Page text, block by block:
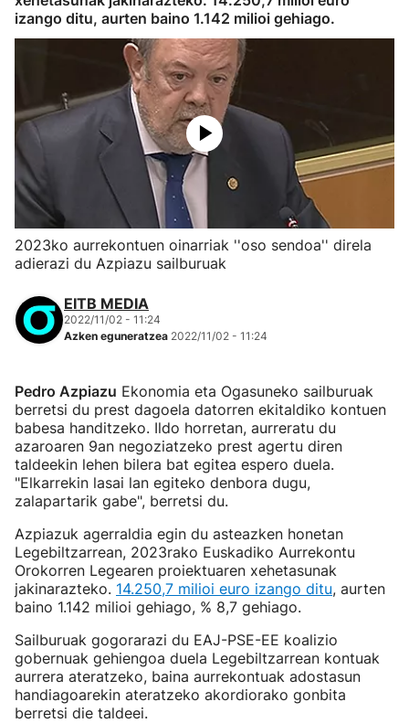
izango ditu, aurten baino 1.142 milioi gehiago.
2023ko aurrekontuen oinarriak ''oso sendoa'' direla
adierazi du Azpiazu sailburuak
EITB MEDIA
2022/11/02 - 11:24
Azken eguneratzea 2022/11/02 - 11:24
Pedro Azpiazu Ekonomia eta Ogasuneko sailburuak
berretsi du prest dagoela datorren ekitaldiko kontuen
babesa handitzeko. Ildo horretan, aurreratu du
azaroaren 9an negoziatzeko prest agertu diren
taldeekin lehen bilera bat egitea espero duela.
"Elkarrekin lasai lan egiteko denbora dugu,
zalapartarik gabe", berretsi du.
Azpiazuk agerraldia egin du asteazken honetan
Legebiltzarrean, 2023rako Euskadiko Aurrekontu
Orokorren Legearen proiektuaren xehetasunak
jakinarazteko. 14.250,7 milioi euro izango ditu, aurten
baino 1.142 milioi gehiago, % 8,7 gehiago.
Sailburuak gogorarazi du EAJ-PSE-EE koalizio
gobernuak gehiengoa duela Legebiltzarrean kontuak
aurrera ateratzeko, baina aurrekontuak adostasun
handiagoarekin ateratzeko akordiorako gonbita
berretsi die taldeei.